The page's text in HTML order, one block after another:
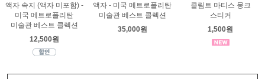
액자 속지 (액자 미포함) -
미국 메트로폴리탄
미술관 베스트 콜렉션
12,500원
액자 - 미국 메트로폴리탄
미술관 베스트 콜렉션
35,000원
클림트 마티스 뭉크
스티커
1,500원